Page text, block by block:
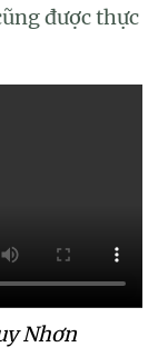
được thực
Nhơn